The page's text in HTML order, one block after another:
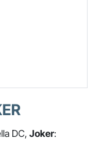
DC, Joker: